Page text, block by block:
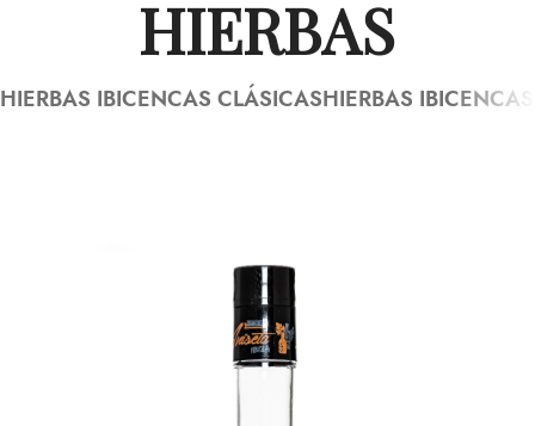
HIERBAS
HIERBAS IBICENCAS CLÁSICASHIERBAS